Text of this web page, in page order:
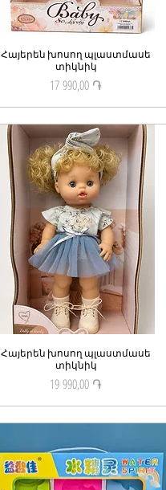
Quick View
Հայերեն խոսող պլաստմասե
տիկնիկ
Price
17 990,00 ֏
Quick View
Հայերեն խոսող պլաստմասե
տիկնիկ
Price
19 990,00 ֏